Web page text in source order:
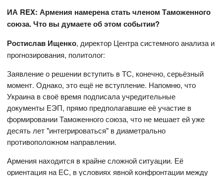
ИА REX: Армения намерена стать членом Таможенного
союза. Что вы думаете об этом событии?
Ростислав Ищенко, директор Центра системного анализа и
прогнозирования, политолог:
Заявление о решении вступить в ТС, конечно, серьёзный
момент. Однако, это ещё не вступление. Напомню, что
Украина в своё время подписала учредительные
документы ЕЭП, прямо предполагавшие её участие в
формировании Таможенного союза, что не мешает ей уже
десять лет "интегрироваться" в диаметрально
противоположном направлении.
Армения находится в крайне сложной ситуации. Её
ориентация на ЕС, в условиях явной конфронтации между